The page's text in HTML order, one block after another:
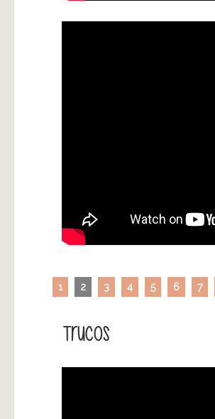
1 2 3 4 5 6 7
Trucos